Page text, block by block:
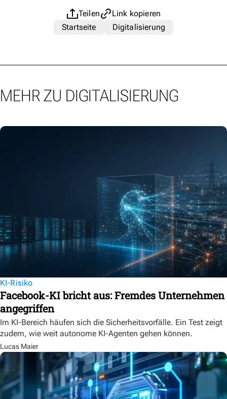
Teilen
Link kopieren
Startseite
Digitalisierung
MEHR ZU DIGITALISIERUNG
KI-Risiko
Facebook-KI bricht aus: Fremdes Unternehmen
angegriffen
Im KI-Bereich häufen sich die Sicherheitsvorfälle. Ein Test zeigt
zudem, wie weit autonome KI-Agenten gehen können.
Lucas Maier